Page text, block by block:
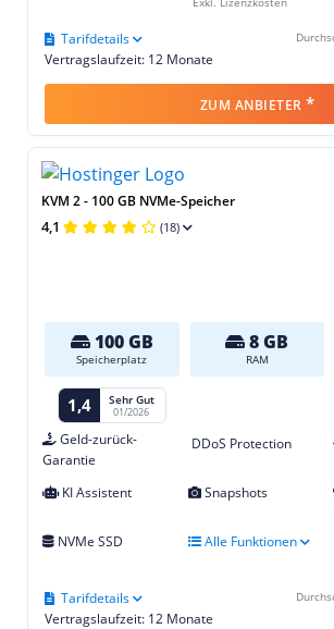
Vertragslaufzeit: 12 Monate
Tarifdetails
ZUM ANBIETER *
KVM 2 - 100 GB NVMe-Speicher
4,1 (18)
100 GB
Speicherplatz
8 GB
RAM
1,4 Sehr Gut
01/2026
Geld-zurück-
Garantie
DDoS Protection
KI Assistent Snapshots
NVMe SSD
Alle Funktionen
Vertragslaufzeit: 12 Monate
Tarifdetails